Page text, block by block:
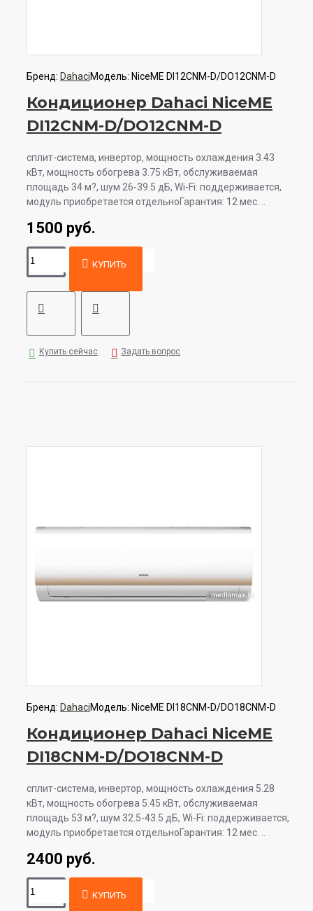
Бренд: DahaciМодель: NiceME DI12CNM-D/DO12CNM-D
Кондиционер Dahaci NiceME
DI12CNM-D/DO12CNM-D
сплит-система, инвертор, мощность охлаждения 3.43
кВт, мощность обогрева 3.75 кВт, обслуживаемая
площадь 34 м?, шум 26-39.5 дБ, Wi-Fi: поддерживается,
модуль приобретается отдельноГарантия: 12 мес. ..
1500 руб.
КУПИТЬ
Купить сейчас Задать вопрос
Бренд: DahaciМодель: NiceME DI18CNM-D/DO18CNM-D
Кондиционер Dahaci NiceME
DI18CNM-D/DO18CNM-D
сплит-система, инвертор, мощность охлаждения 5.28
кВт, мощность обогрева 5.45 кВт, обслуживаемая
площадь 53 м?, шум 32.5-43.5 дБ, Wi-Fi: поддерживается,
модуль приобретается отдельноГарантия: 12 мес. ..
2400 руб.
КУПИТЬ